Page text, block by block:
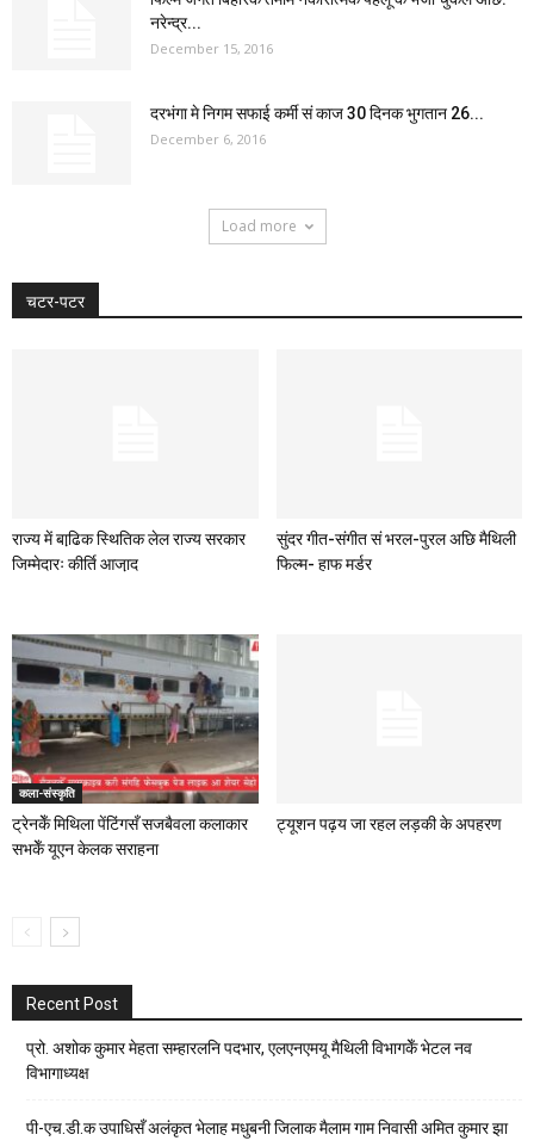
नरेन्द्र...
December 15, 2016
दरभंगा मे निगम सफाई कर्मी सं काज 30 दिनक भुगतान 26...
December 6, 2016
Load more
चटर-पटर
राज्य में बाढि़क स्थितिक लेल राज्य सरकार
जिम्मेदारः कीर्ति आजा़द
सुंदर गीत-संगीत सं भरल-पुरल अछि मैथिली
फिल्म- हाफ मर्डर
कला-संस्कृति
ट्रेनकेँ मिथिला पेंटिंगसँ सजबैवला कलाकार
सभकेँ यूएन केलक सराहना
ट्यूशन पढ़य जा रहल लड़की के अपहरण
Recent Post
प्रो. अशोक कुमार मेहता सम्हारलनि पदभार, एलएनएमयू मैथिली विभागकेँ भेटल नव
विभागाध्यक्ष
पी-एच.डी.क उपाधिसँ अलंकृत भेलाह मधुबनी जिलाक मैलाम गाम निवासी अमित कुमार झा